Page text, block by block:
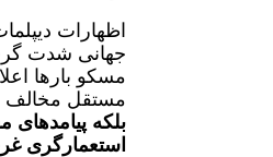
اظهارات
جهانی شدت
مسکو بارها
مستقل
بلکه
استعمارگری